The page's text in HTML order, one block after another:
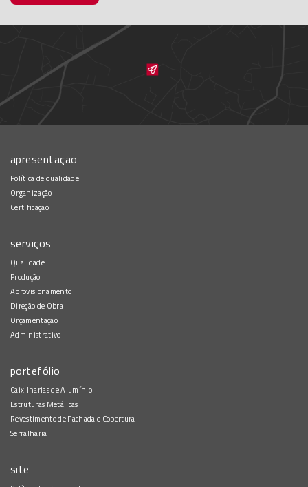
apresentação
Política de qualidade
Organização
Certificação
serviços
Qualidade
Produção
Aprovisionamento
Direção de Obra
Orçamentação
Administrativo
portefólio
Caixilharias de Alumínio
Estruturas Metálicas
Revestimento de Fachada e Cobertura
Serralharia
site